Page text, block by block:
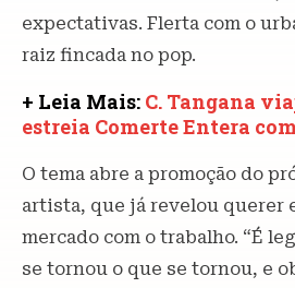
expectativas. Flerta com o
raiz fincada no pop.
+ Leia Mais: C. Tangana
estreia Comerte Entera
O tema abre a promoção do
artista, que já revelou querer
mercado com o trabalho. “É
se tornou o que se tornou, e